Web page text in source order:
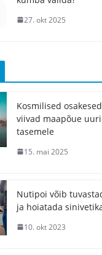
27. okt 2025
Kosmilised
viivad maapõue
tasemele
15. mai 2025
Nutipoi võib
ja hoiatada
10. okt 2023